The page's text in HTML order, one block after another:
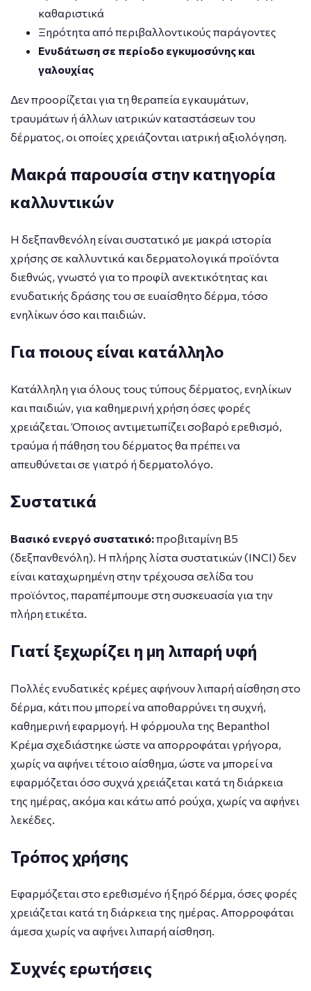
καθαριστικά
Ξηρότητα από περιβαλλοντικούς παράγοντες
Ενυδάτωση σε περίοδο εγκυμοσύνης και
γαλουχίας
Δεν προορίζεται για τη θεραπεία εγκαυμάτων,
τραυμάτων ή άλλων ιατρικών καταστάσεων του
δέρματος, οι οποίες χρειάζονται ιατρική αξιολόγηση.
Μακρά παρουσία στην κατηγορία
καλλυντικών
Η δεξπανθενόλη είναι συστατικό με μακρά ιστορία
χρήσης σε καλλυντικά και δερματολογικά προϊόντα
διεθνώς, γνωστό για το προφίλ ανεκτικότητας και
ενυδατικής δράσης του σε ευαίσθητο δέρμα, τόσο
ενηλίκων όσο και παιδιών.
Για ποιους είναι κατάλληλο
Κατάλληλη για όλους τους τύπους δέρματος, ενηλίκων
και παιδιών, για καθημερινή χρήση όσες φορές
χρειάζεται. Όποιος αντιμετωπίζει σοβαρό ερεθισμό,
τραύμα ή πάθηση του δέρματος θα πρέπει να
απευθύνεται σε γιατρό ή δερματολόγο.
Συστατικά
Βασικό ενεργό συστατικό:προβιταμίνη B5
(δεξπανθενόλη). Η πλήρης λίστα συστατικών (INCI) δεν
είναι καταχωρημένη στην τρέχουσα σελίδα του
προϊόντος, παραπέμπουμε στη συσκευασία για την
πλήρη ετικέτα.
Γιατί ξεχωρίζει η μη λιπαρή υφή
Πολλές ενυδατικές κρέμες αφήνουν λιπαρή αίσθηση στο
δέρμα, κάτι που μπορεί να αποθαρρύνει τη συχνή,
καθημερινή εφαρμογή. Η φόρμουλα της Bepanthol
Κρέμα σχεδιάστηκε ώστε να απορροφάται γρήγορα,
χωρίς να αφήνει τέτοιο αίσθημα, ώστε να μπορεί να
εφαρμόζεται όσο συχνά χρειάζεται κατά τη διάρκεια
της ημέρας, ακόμα και κάτω από ρούχα, χωρίς να αφήνει
λεκέδες.
Τρόπος χρήσης
Εφαρμόζεται στο ερεθισμένο ή ξηρό δέρμα, όσες φορές
χρειάζεται κατά τη διάρκεια της ημέρας. Απορροφάται
άμεσα χωρίς να αφήνει λιπαρή αίσθηση.
Συχνές ερωτήσεις